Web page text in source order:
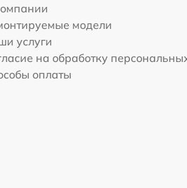
модели
услуги
на обработку
оплаты